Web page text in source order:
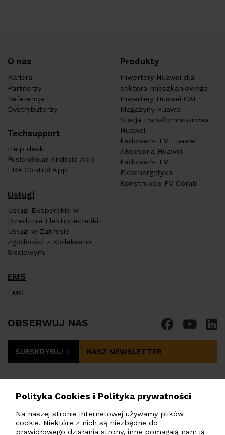
O nas
Kariera
Partnerzy
Referencje
Dystrybutorzy
Techsupport
Help desk
FusionSolar Android App
ERA Control App
Produkty
Inwertery Huawei dla
sektora mieszkaniowego
Inwertery Huawei C&I
Magazyny Huawei
Stacja transformatorowa
Huawei
Ładowarki EV Huawei
Akcesoria Huawei
Ładowarki EV
Ekoenergetyka
Konstrukcje PV Corab
Usługi
Usługi Eksperckie w
Dziedzinie Elektrotechniki
Usługi w Zakresie
Zgodności z Kodeksami
Sieciowymi
EMS
EMS
OBSERWUJ NAS
SUBSKRYBUJ NASZ NEWSLETTER
PHOTOMATE POLSKA Sp. z o.o.
Polityka Cookies i Polityka prywatności
Na naszej stronie internetowej używamy plików
cookie. Niektóre z nich są niezbędne do
prawidłowego działania strony, inne pomagają nam ją